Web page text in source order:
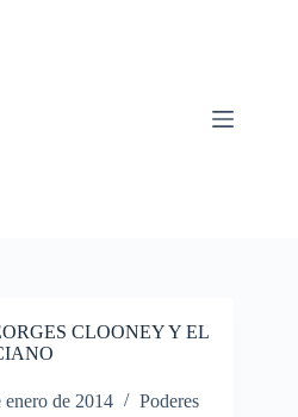
CLOONEY Y EL
enero de 2014 Poderes